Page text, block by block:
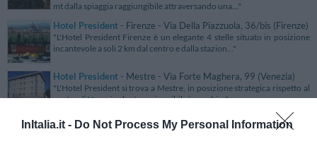
InItalia.it - Do Not Process My Personal Information
mt dalla spiaggia raggiungibile attraversando una..."
Hotel President - Firenze - Via Della Piazzuola, 36/bis (Firenze)
"L'Hotel President Firenze è un elegante 4 stelle situato in posizione
incantevole a soli 2 km dal centro e dalla stazion..."
Hotel President - Mestre - Via Forte Maghera, 99 (Venezia)
"L'Hotel President si trova a Mestre, in posizione strategica rispetto al
centro di Venezia che è raggiungibile in pochi ..."
Hotel President- Marsala - Via Bixio, 1 (Trapani)